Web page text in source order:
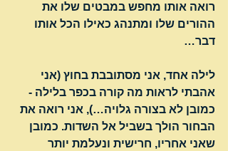
רואה אותו מחפש במבטים שלו את
ההורים שלו ומתנהג כאילו הכל אותו
דבר…
לילה אחד, אני מסתובבת בחוץ (אני
אהבתי לראות מה קורה בכפר בלילה -
כמובן לא בצורה גלויה…), אני רואה את
הבחור הולך בשביל אל השדות. כמובן
שאני אחריו, חרישית ונעלמת יותר